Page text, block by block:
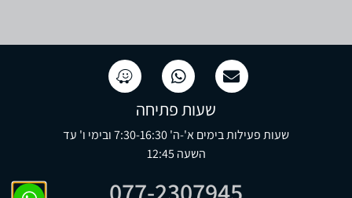
שעות פתיחה
שעות פעילות בימים א'-ה' 7:30-16:30 ובימי ו' עד
השעה 12:45